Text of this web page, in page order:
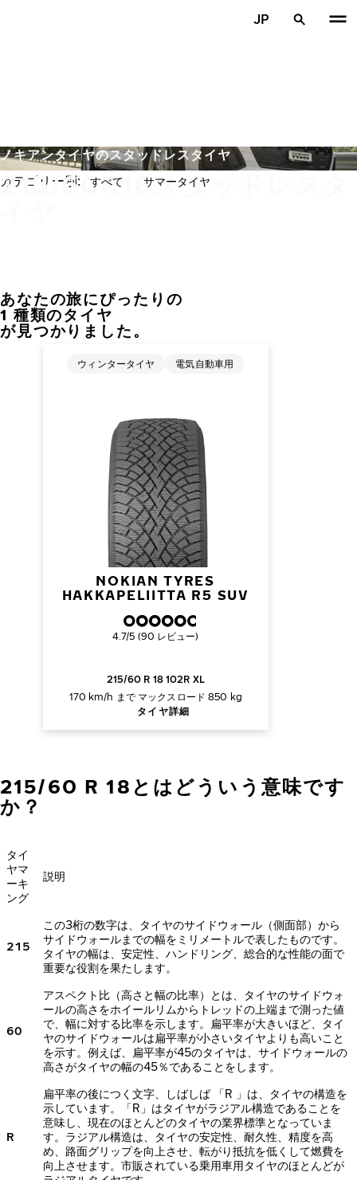
JP
215/60R18スタッドレスタ
ノキアンタイヤのスタッドレスタイヤ
カテゴリー別:
すべて サマータイヤ
あなたの旅にぴったりの
1 種類のタイヤ
が見つかりました。
NOKIAN TYRES
HAKKAPELIITTA R5 SUV
ウィンタータイヤ 電気自動車用
総合評価
4.7/5 (90 レビュー)
215/60 R 18 102R XL
170 km/h まで マックスロード 850 kg
タイヤ詳細
215/60 R 18とはどういう意味です
か？
タイ
ヤマ
ーキ
ング
説明
215
この3桁の数字は、タイヤのサイドウォール（側面部）から
サイドウォールまでの幅をミリメートルで表したものです。
タイヤの幅は、安定性、ハンドリング、総合的な性能の面で
重要な役割を果たします。
60
アスペクト比（高さと幅の比率）とは、タイヤのサイドウォ
ールの高さをホイールリムからトレッドの上端まで測った値
で、幅に対する比率を示します。扁平率が大きいほど、タイ
ヤのサイドウォールは扁平率が小さいタイヤよりも高いこと
を示す。例えば、扁平率が45のタイヤは、サイドウォールの
高さがタイヤの幅の45％であることをします。
R
扁平率の後につく文字、しばしば 「R 」は、タイヤの構造を
示しています。「R」はタイヤがラジアル構造であることを
意味し、現在のほとんどのタイヤの業界標準となっていま
す。ラジアル構造は、タイヤの安定性、耐久性、精度を高
め、路面グリップを向上させ、転がり抵抗を低くして燃費を
向上させます。市販されている乗用車用タイヤのほとんどが